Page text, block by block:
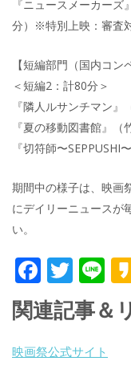
『ニュースメーカー
分）※特別上映：審査
【短編部門（国内コン
＜短編2：計80分＞
『隣人ルサンチマン』
『夏の移動図書館』（
『切符師〜SEPPUSHI
期間中の様子は、映画
にデイリーニュースが
い。
F
ac
e
b
T
w
itt
er
Li
n
e
関連記事＆
映画祭公式サイト